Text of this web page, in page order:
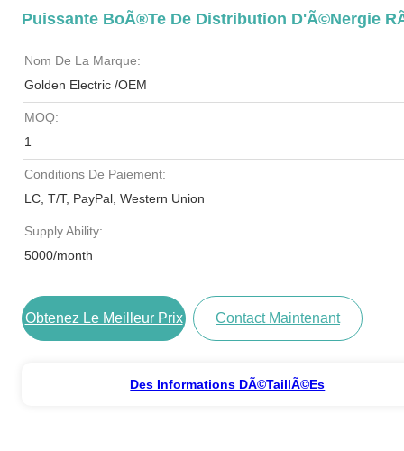
Puissante BoÃ®te De Distribution D'Ã©nergie
Nom De La Marque:
Golden Electric /OEM
MOQ:
1
Conditions De Paiement:
LC, T/T, PayPal, Western Union
Supply Ability:
5000/month
Obtenez Le Meilleur Prix Contact Maintenant
Des Informations DÃ©taillÃ©es